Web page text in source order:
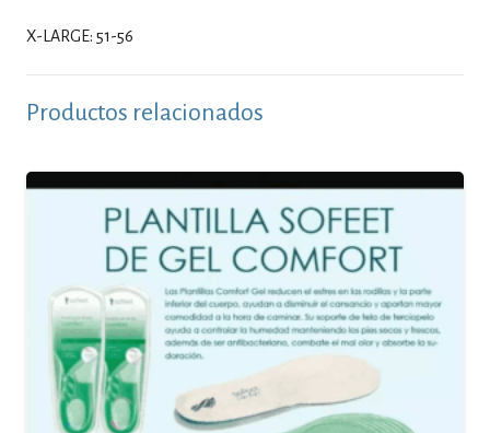
X-LARGE: 51-56
Productos relacionados